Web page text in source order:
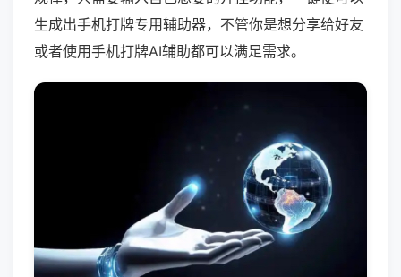
生成出手机打牌专用辅助器，不管你是想分享给好友
或者使用手机打牌AI辅助都可以满足需求。